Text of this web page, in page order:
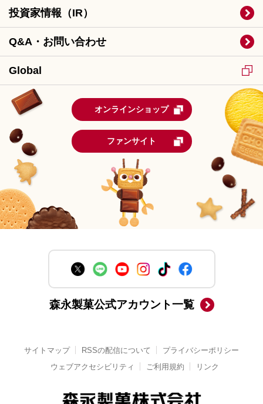
投資家情報（IR）
Q&A・お問い合わせ
Global
オンラインショップ
ファンサイト
森永製菓公式アカウント一覧
サイトマップ RSSの配信について
プライバシーポリシー
ウェブアクセシビリティ
ご利用規約 リンク